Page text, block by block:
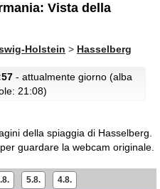
Vista della
Holstein > Hasselberg
- attualmente giorno (alba
21:08)
della spiaggia di Hasselberg.
guardare la webcam originale.
5.8. 4.8.